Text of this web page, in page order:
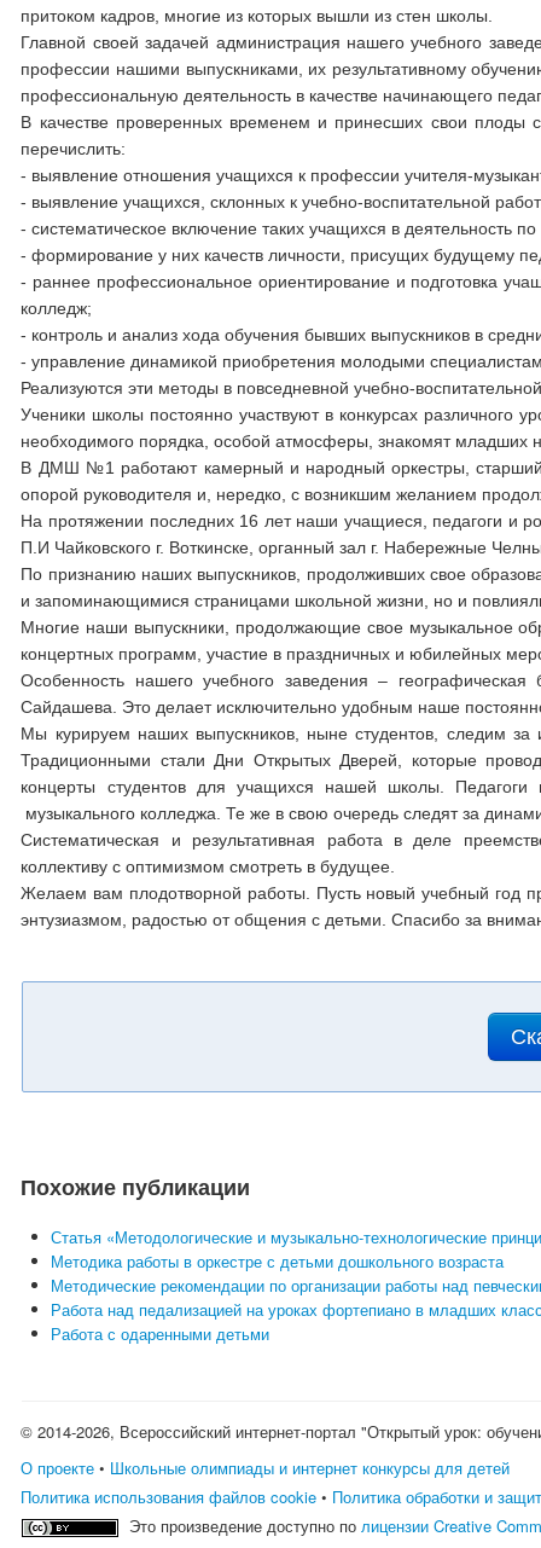
притоком кадров, многие из которых вышли из стен школы.
Главной своей задачей администрация нашего учебного
профессии нашими выпускниками, их результативному
профессиональную деятельность в качестве начинающего
В качестве проверенных временем и принесших свои
перечислить:
- выявление отношения учащихся к профессии учителя-
- выявление учащихся, склонных к учебно-воспитательной
- систематическое включение таких учащихся в деятельность
- формирование у них качеств личности, присущих будущему
- раннее профессиональное ориентирование и подготовка
колледж;
- контроль и анализ хода обучения бывших выпускников в
- управление динамикой приобретения молодыми
Реализуются эти методы в повседневной учебно-
Ученики школы постоянно участвуют в конкурсах различного
необходимого порядка, особой атмосферы, знакомят
В ДМШ №1 работают камерный и народный оркестры, старший
опорой руководителя и, нередко, с возникшим желанием
На протяжении последних 16 лет наши учащиеся, педагоги и
П.И Чайковского г. Воткинске, органный зал г. Набережные
По признанию наших выпускников, продолживших свое
и запоминающимися страницами школьной жизни, но и
Многие наши выпускники, продолжающие свое музыкальное
концертных программ, участие в праздничных и юбилейных
Особенность нашего учебного заведения –
Сайдашева. Это делает исключительно удобным наше
Мы курируем наших выпускников, ныне студентов, следим
Традиционными стали Дни Открытых Дверей, которые
концерты студентов для учащихся нашей школы.
музыкального колледжа. Те же в свою очередь следят за
Систематическая и результативная работа в деле
коллективу с оптимизмом смотреть в будущее.
Желаем вам плодотворной работы. Пусть новый учебный год
энтузиазмом, радостью от общения с детьми. Спасибо за
Похожие публикации
Статья «Методологические и музыкально-технологические
Методика работы в оркестре с детьми дошкольного возраста
Методические рекомендации по организации работы над
Работа над педализацией на уроках фортепиано в младших
Работа с одаренными детьми
© 2014-2026, Всероссийский интернет-портал "Открытый урок:
О проекте • Школьные олимпиады и интернет конкурсы для детей
Политика использования файлов cookie • Политика обработки и
Это произведение доступно полицензии Creative